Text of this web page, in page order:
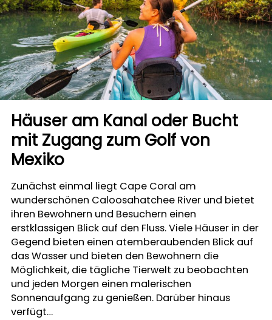
Häuser am Kanal oder Bucht
mit Zugang zum Golf von
Mexiko
Zunächst einmal liegt Cape Coral am
wunderschönen Caloosahatchee River und bietet
ihren Bewohnern und Besuchern einen
erstklassigen Blick auf den Fluss. Viele Häuser in der
Gegend bieten einen atemberaubenden Blick auf
das Wasser und bieten den Bewohnern die
Möglichkeit, die tägliche Tierwelt zu beobachten
und jeden Morgen einen malerischen
Sonnenaufgang zu genießen. Darüber hinaus
verfügt…